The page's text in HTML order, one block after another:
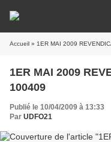
Accueil » 1ER MAI 2009
1ER MAI 2009
100409
Publié le 10/04/2009 à 13:33
Par UDFO21